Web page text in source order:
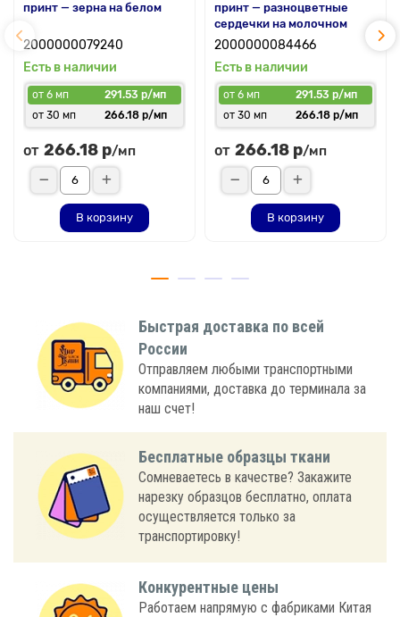
принт — зерна на белом
2000000079240
Есть в наличии
от 6 мп
291.53 р/мп
от 30 мп
266.18 р/мп
от 266.18 р/мп
В корзину
принт — разноцветные
сердечки на молочном
2000000084466
Есть в наличии
от 6 мп
291.53 р/мп
от 30 мп
266.18 р/мп
от 266.18 р/мп
В корзину
Быстрая доставка по всей
России
Отправляем любыми транспортными
компаниями, доставка до терминала за
наш счет!
Бесплатные образцы ткани
Сомневаетесь в качестве? Закажите
нарезку образцов бесплатно, оплата
осуществляется только за
транспортировку!
Конкурентные цены
Работаем напрямую с фабриками Китая